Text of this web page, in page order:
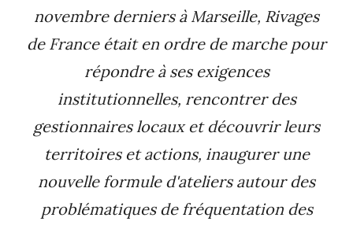
novembre derniers à Marseille, Rivages
de France était en ordre de marche pour
répondre à ses exigences
institutionnelles, rencontrer des
gestionnaires locaux et découvrir leurs
territoires et actions, inaugurer une
nouvelle formule d'ateliers autour des
problématiques de fréquentation des